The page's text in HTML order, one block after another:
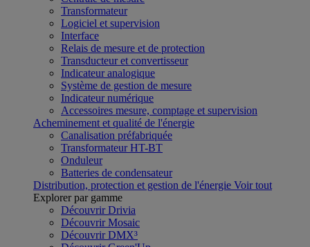
Transformateur
Logiciel et supervision
Interface
Relais de mesure et de protection
Transducteur et convertisseur
Indicateur analogique
Système de gestion de mesure
Indicateur numérique
Accessoires mesure, comptage et supervision
Acheminement et qualité de l'énergie
Canalisation préfabriquée
Transformateur HT-BT
Onduleur
Batteries de condensateur
Distribution, protection et gestion de l'énergie Voir tout
Explorer par gamme
Découvrir Drivia
Découvrir Mosaic
Découvrir DMX³